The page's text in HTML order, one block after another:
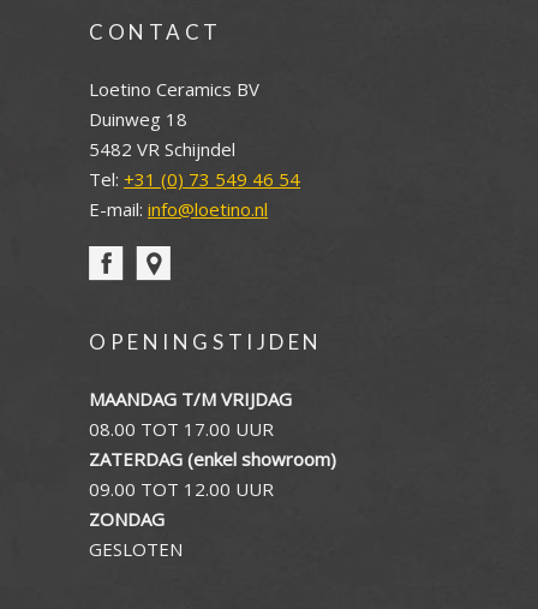
CONTACT
Loetino Ceramics BV
Duinweg 18
5482 VR Schijndel
Tel: +31 (0) 73 549 46 54
E-mail: info@loetino.nl
OPENINGSTIJDEN
MAANDAG T/M VRIJDAG
08.00 TOT 17.00 UUR
ZATERDAG (enkel showroom)
09.00 TOT 12.00 UUR
ZONDAG
GESLOTEN